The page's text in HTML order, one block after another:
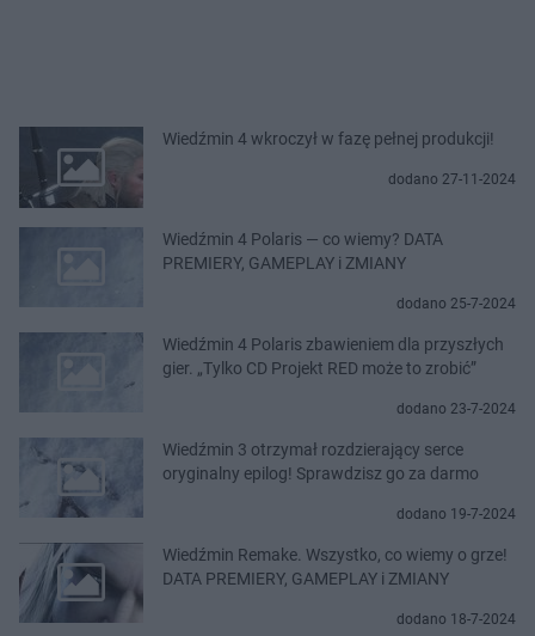
Wiedźmin 4 wkroczył w fazę pełnej produkcji!
dodano 27-11-2024
Wiedźmin 4 Polaris — co wiemy? DATA
PREMIERY, GAMEPLAY i ZMIANY
dodano 25-7-2024
Wiedźmin 4 Polaris zbawieniem dla przyszłych
gier. „Tylko CD Projekt RED może to zrobić”
dodano 23-7-2024
Wiedźmin 3 otrzymał rozdzierający serce
oryginalny epilog! Sprawdzisz go za darmo
dodano 19-7-2024
Wiedźmin Remake. Wszystko, co wiemy o grze!
DATA PREMIERY, GAMEPLAY i ZMIANY
dodano 18-7-2024